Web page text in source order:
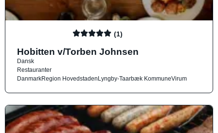
(1)
Hobitten v/Torben Johnsen
Dansk
Restauranter
DanmarkRegion HovedstadenLyngby-Taarbæk KommuneVirum